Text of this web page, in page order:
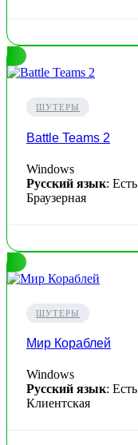
ШУТЕРЫ
Battle Teams 2
Windows
Русский язык: Есть
Браузерная
ШУТЕРЫ
Мир Кораблей
Windows
Русский язык: Есть
Клиентская